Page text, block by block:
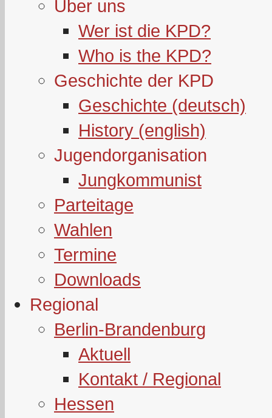
Über uns
Wer ist die KPD?
Who is the KPD?
Geschichte der KPD
Geschichte (deutsch)
History (english)
Jugendorganisation
Jungkommunist
Parteitage
Wahlen
Termine
Downloads
Regional
Berlin-Brandenburg
Aktuell
Kontakt / Regional
Hessen